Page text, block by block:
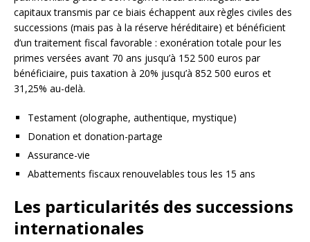
capitaux transmis par ce biais échappent aux règles civiles des
successions (mais pas à la réserve héréditaire) et bénéficient
d’un traitement fiscal favorable : exonération totale pour les
primes versées avant 70 ans jusqu’à 152 500 euros par
bénéficiaire, puis taxation à 20% jusqu’à 852 500 euros et
31,25% au-delà.
Testament (olographe, authentique, mystique)
Donation et donation-partage
Assurance-vie
Abattements fiscaux renouvelables tous les 15 ans
Les particularités des successions
internationales